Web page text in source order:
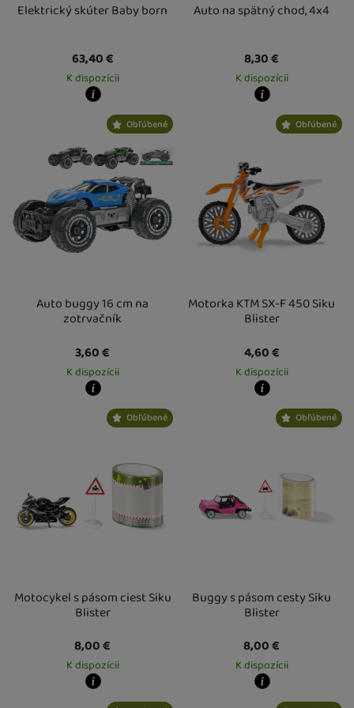
Elektrický skúter Baby born
63,40€
K dispozícii
Kdy zboží dostanete?
Osobný odber vo výdajnom mieste
Auto na spätný chod, 4x4
8,30€
K dispozícii
Kdy zboží dostanete?
Osobný odber vo výdajnom mieste
Obľúbené
Auto buggy 16 cm na
zotrvačník
3,60€
K dispozícii
Kdy zboží dostanete?
Osobný odber vo výdajnom mieste
Obľúbené
Motorka KTM SX-F 450 Siku
Blister
4,60€
K dispozícii
Kdy zboží dostanete?
Osobný odber vo výdajnom mieste
Obľúbené
Motocykel s pásom ciest Siku
Blister
8,00€
K dispozícii
Kdy zboží dostanete?
Obľúbené
Buggy s pásom cesty Siku
Blister
8,00€
K dispozícii
Kdy zboží dostanete?